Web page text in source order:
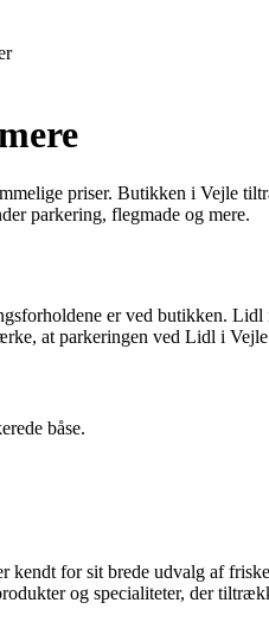
priser. Butikken i Vejle
parkering, flegmade og mere.
er ved butikken.
at parkeringen ved Lidl i
båse.
for sit brede udvalg af
og specialiteter, der